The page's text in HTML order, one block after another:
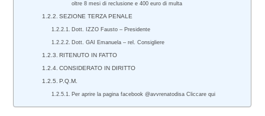
oltre 8 mesi di reclusione e 400 euro di multa
SEZIONE TERZA PENALE
Dott. IZZO Fausto – Presidente
Dott. GAI Emanuela – rel. Consigliere
RITENUTO IN FATTO
CONSIDERATO IN DIRITTO
P.Q.M.
Per aprire la pagina facebook @avvrenatodisa Cliccare qui